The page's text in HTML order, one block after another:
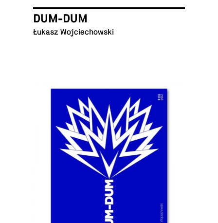
DUM-DUM
Łukasz Wojciechowski